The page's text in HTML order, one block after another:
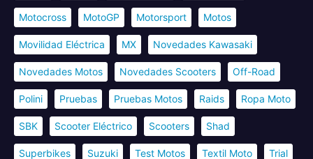
Motocross MotoGP Motorsport Motos
Movilidad Eléctrica MX Novedades Kawasaki
Novedades Motos Novedades Scooters Off-Road
Polini Pruebas Pruebas Motos Raids Ropa Moto
SBK Scooter Eléctrico Scooters Shad
Superbikes Suzuki Test Motos Textil Moto Trial